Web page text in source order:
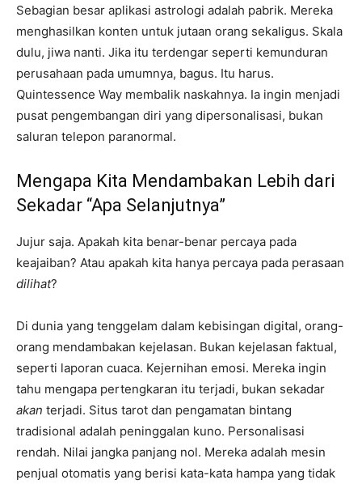
Sebagian besar aplikasi astrologi adalah pabrik. Mereka
menghasilkan konten untuk jutaan orang sekaligus. Skala
dulu, jiwa nanti. Jika itu terdengar seperti kemunduran
perusahaan pada umumnya, bagus. Itu harus.
Quintessence Way membalik naskahnya. Ia ingin menjadi
pusat pengembangan diri yang dipersonalisasi, bukan
saluran telepon paranormal.
Mengapa Kita Mendambakan Lebih dari
Sekadar “Apa Selanjutnya”
Jujur saja. Apakah kita benar-benar percaya pada
keajaiban? Atau apakah kita hanya percaya pada perasaan
dilihat?
Di dunia yang tenggelam dalam kebisingan digital, orang-
orang mendambakan kejelasan. Bukan kejelasan faktual,
seperti laporan cuaca. Kejernihan emosi. Mereka ingin
tahu mengapa pertengkaran itu terjadi, bukan sekadar
akan terjadi. Situs tarot dan pengamatan bintang
tradisional adalah peninggalan kuno. Personalisasi
rendah. Nilai jangka panjang nol. Mereka adalah mesin
penjual otomatis yang berisi kata-kata hampa yang tidak